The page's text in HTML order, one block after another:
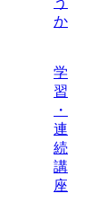
か
学
習
・
連
続
講
座